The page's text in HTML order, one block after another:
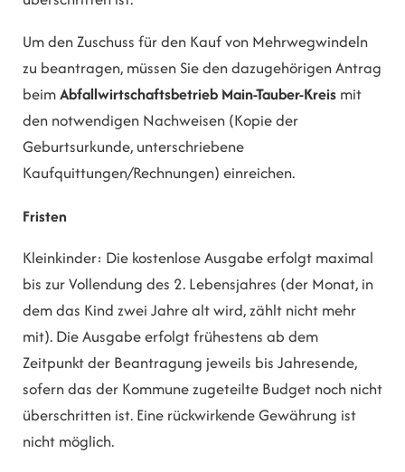
Um den Zuschuss für den Kauf von Mehrwegwindeln
zu beantragen, müssen Sie den dazugehörigen Antrag
beimAbfallwirtschaftsbetrieb Main-Tauber-Kreis mit
den notwendigen Nachweisen (Kopie der
Geburtsurkunde, unterschriebene
Kaufquittungen/Rechnungen) einreichen.
Fristen
Kleinkinder: Die kostenlose Ausgabe erfolgt maximal
bis zur Vollendung des 2. Lebensjahres (der Monat, in
dem das Kind zwei Jahre alt wird, zählt nicht mehr
mit). Die Ausgabe erfolgt frühestens ab dem
Zeitpunkt der Beantragung jeweils bis Jahresende,
sofern das der Kommune zugeteilte Budget noch nicht
überschritten ist. Eine rückwirkende Gewährung ist
nicht möglich.